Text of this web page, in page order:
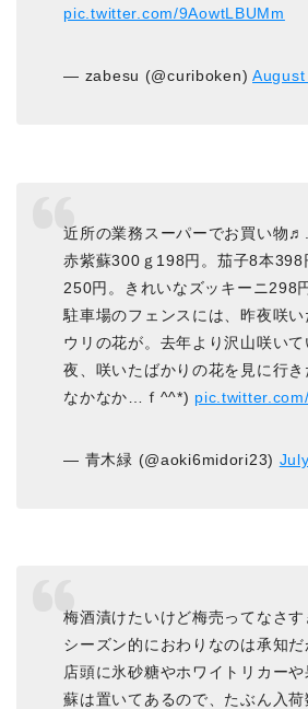
pic.twitter.com/9AowtLBUMm
— zabesu (@curiboken)
近所の業務スーパーでお買い物
赤紫蘇300ｇ198円。茄子8本398
駐車場のフェンスには、昨夜咲い
ウリの花が。去年より沢山咲いて
夜、咲いたばかりの花を見に行き
なかなか…ｆ^^*)
— 青木緑 (@aoki6midori23)
梅酒漬けたいけど梅売ってなさす
シーズン的におわりなのは承知
店頭に氷砂糖やホワイトリカー
蘇は置いてあるので、たぶん入